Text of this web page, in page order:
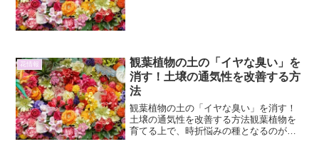
花情報
観葉植物の土の「イヤな臭い」を
消す！土壌の通気性を改善する方
法
観葉植物の土の「イヤな臭い」を消す！
土壌の通気性を改善する方法観葉植物を
育てる上で、時折悩みの種となるのが